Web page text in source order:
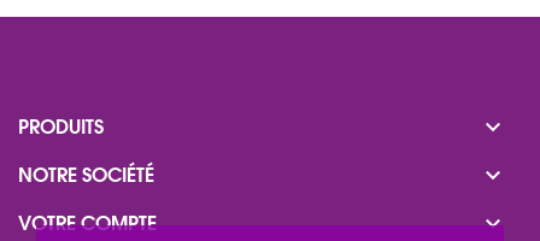
PRODUITS 
NOTRE SOCIÉTÉ 
VOTRE COMPTE 